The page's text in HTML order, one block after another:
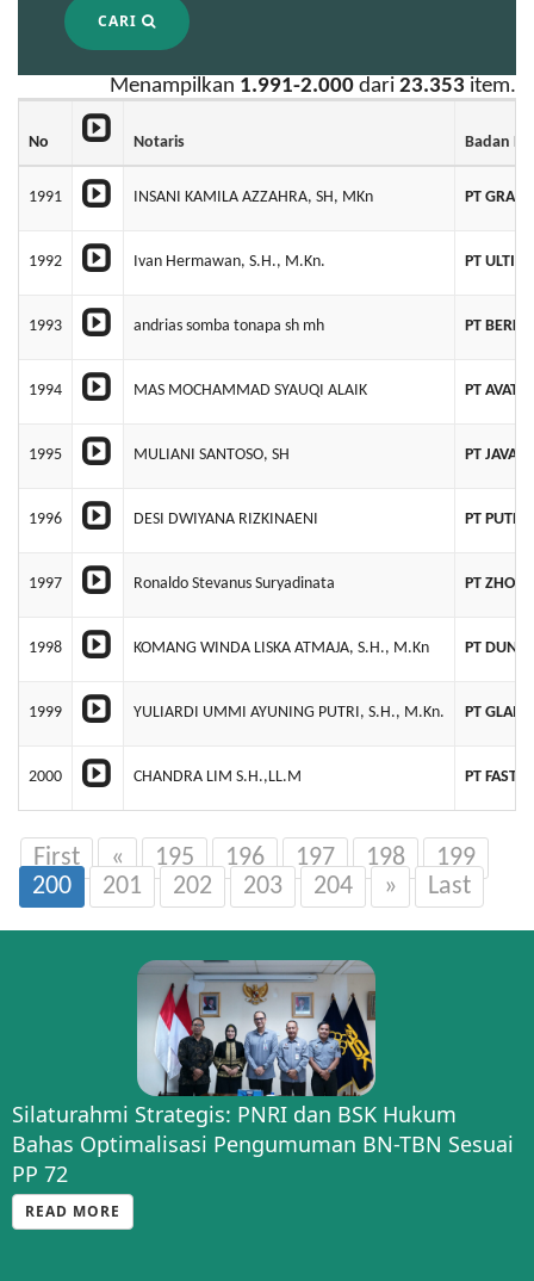
CARI
Menampilkan 1.991-2.000 dari 23.353 item.
No Notaris Badan
1991 INSANI KAMILA AZZAHRA, SH, MKn PT
1992 Ivan Hermawan, S.H., M.Kn. PT
1993 andrias somba tonapa sh mh PT
1994 MAS MOCHAMMAD SYAUQI ALAIK PT
1995 MULIANI SANTOSO, SH PT
1996 DESI DWIYANA RIZKINAENI PT
1997 Ronaldo Stevanus Suryadinata PT
1998 KOMANG WINDA LISKA ATMAJA, S.H., M.Kn PT DUNIA
1999 YULIARDI UMMI AYUNING PUTRI, S.H., M.Kn. PT
2000 CHANDRA LIM S.H.,LL.M PT FAST
First « 195 196 197 198
199
200
201 202 203 204 » Last
Silaturahmi Strategis: PNRI dan BSK Hukum
Bahas Optimalisasi Pengumuman BN-TBN Sesuai
PP 72
READ MORE